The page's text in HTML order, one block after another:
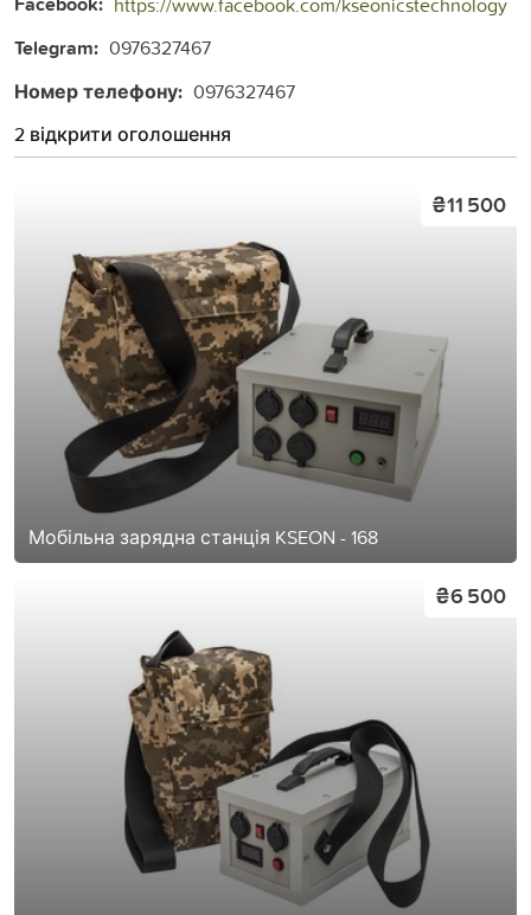
Telegram: 0976327467
Номер телефону: 0976327467
2 відкрити оголошення
Мобільна зарядна станція KSEON - 168
₴11 500
₴6 500